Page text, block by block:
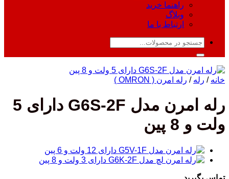
راهنما خرید
وبلاگ
ارتباط با ما
جستجو
خانه / رله / رله امرن ( OMRON )
رله امرن مدل G6S-2F دارای 5
ولت و 8 پین